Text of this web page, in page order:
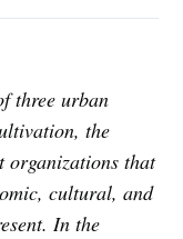
three urban
the
organizations that
cultural, and
In the